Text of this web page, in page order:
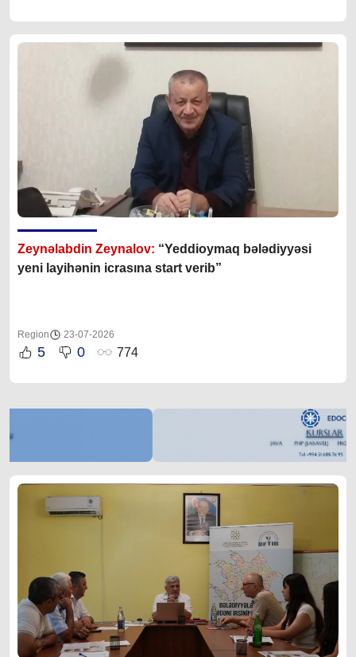
Zeynəlabdin Zeynalov: “Yeddioymaq bələdiyyəsi
yeni layihənin icrasına start verib”
Region 23-07-2026
5 0 774